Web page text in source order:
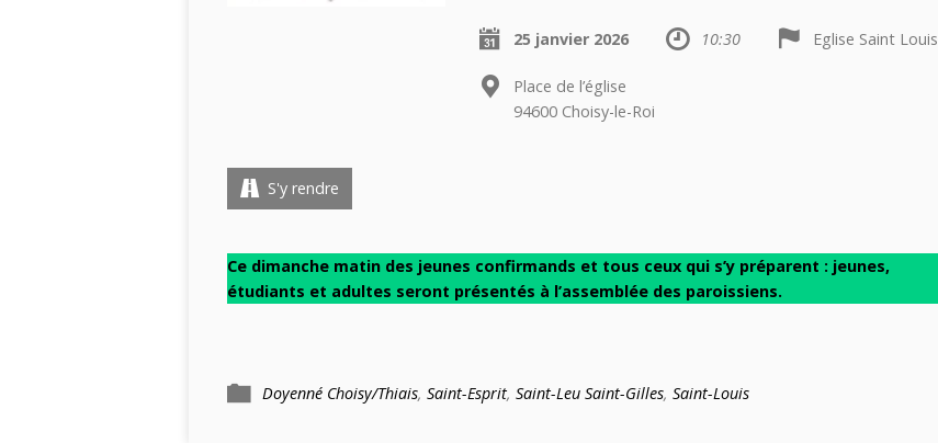
25 janvier 2026 10:30 Eglise Saint Louis
Place de l’église
94600 Choisy-le-Roi
S'y rendre
Ce dimanche matin des jeunes confirmands et tous ceux qui s’y préparent : jeunes,
étudiants et adultes seront présentés à l’assemblée des paroissiens.
Doyenné Choisy/Thiais, Saint-Esprit, Saint-Leu Saint-Gilles, Saint-Louis